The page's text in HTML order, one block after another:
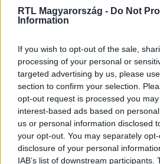
RTL Magyarország - Do Not
Information
If you wish to opt-out of the sale,
processing of your personal or
targeted advertising by us, please
section to confirm your selection.
opt-out request is processed you
interest-based ads based on
us or personal information disclosed
your opt-out. You may separately
disclosure of your personal
IAB’s list of downstream participants.
Facebookon is!
Követem
# ÉLETMÓD #ÚJÉVI FOGADALOM